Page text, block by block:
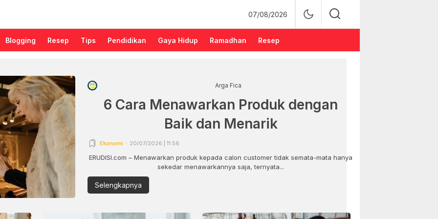
07/08/2026
Blogging Resep Tips Pendidikan Gaya Hidup Ramadhan Resep
Arga Fica
6 Cara Menawarkan Produk dengan
Baik dan Menarik
Ekonomi 20/07/2026 | 11:56
ERUDISI.com – Menawarkan produk kepada calon customer tidak semata-mata hanya
sekedar menawarkannya saja, ternyata...
Selengkapnya